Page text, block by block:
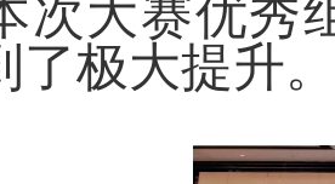
次大赛优秀
了极大提升